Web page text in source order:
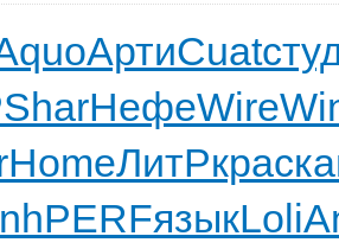
АртиCuat
SharНефеWire
HomeЛитРкрас
PERFязыкLoli